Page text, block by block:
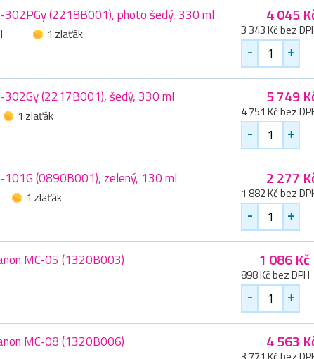
302PGy (2218B001), photo šedý, 330 ml
1 zlaťák
4 045
3 343 Kč bez
- +
302Gy (2217B001), šedý, 330 ml
1 zlaťák
5 749
4 751 Kč bez
- +
101G (0890B001), zelený, 130 ml
1 zlaťák
2 277
1 882 Kč bez
- +
MC-05 (1320B003) 1 086 Kč
898 Kč bez DPH
- +
MC-08 (1320B006) 4 563